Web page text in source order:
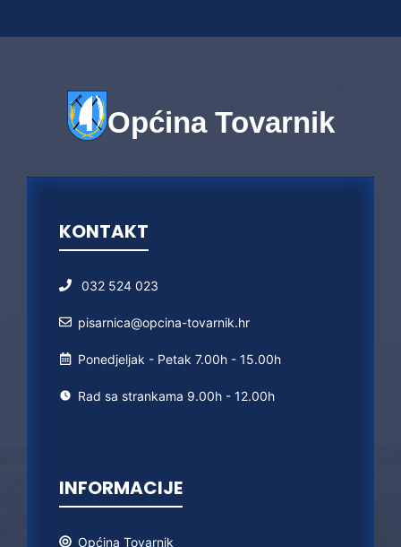
Općina Tovarnik
KONTAKT
032 524 023
pisarnica@opcina-tovarnik.hr
Ponedjeljak - Petak 7.00h - 15.00h
Rad sa strankama 9.00h - 12.00h
INFORMACIJE
Općina Tovarnik